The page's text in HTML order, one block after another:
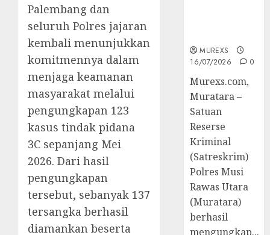
Palembang dan
seluruh Polres jajaran
kembali menunjukkan
komitmennya dalam
menjaga keamanan
masyarakat melalui
pengungkapan 123
kasus tindak pidana
3C sepanjang Mei
2026. Dari hasil
pengungkapan
tersebut, sebanyak 137
tersangka berhasil
diamankan beserta
MUREXS
16/07/2026
0
Murexs.com,
Muratara –
Satuan
Reserse
Kriminal
(Satreskrim)
Polres Musi
Rawas Utara
(Muratara)
berhasil
mengungkap...